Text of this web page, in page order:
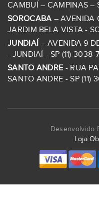
CAMBUÍ – CAMPINAS –
SOROCABA – AVENIDA
JARDIM BELA VISTA -
JUNDIAÍ – AVENIDA 9
- JUNDIAÍ - SP (11) 3038-
SANTO ANDRE - RUA
SANTO ANDRE - SP (11)
Desenvolvido
Loja